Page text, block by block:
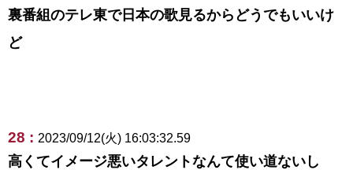
裏番組のテレ東で日本の歌見るからどうでもいいけ
ど
28 : 2023/09/12(火) 16:03:32.59
高くてイメージ悪いタレントなんて使い道ないし